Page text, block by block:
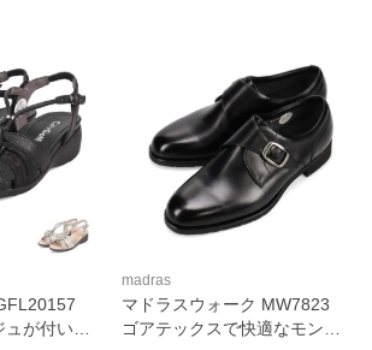
が付いた
madras
マドラスウォーク MW7823
ゴアテックスで快適なモンク